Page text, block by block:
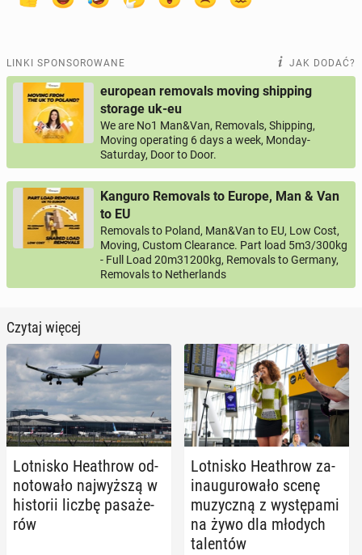
LINKI SPONSOROWANE JAK DODAĆ?
european removals moving shipping
storage uk-eu
We are No1 Man&Van, Removals, Shipping,
Moving operating 6 days a week, Monday-
Saturday, Door to Door.
Kanguro Removals to Europe, Man & Van
to EU
Removals to Poland, Man&Van to EU, Low Cost,
Moving, Custom Clearance. Part load 5m3/300kg
- Full Load 20m31200kg, Removals to Germany,
Removals to Netherlands
Czytaj więcej
Lot­ni­sko He­ath­row od­
no­to­wa­ło naj­wyż­szą w
hi­sto­rii liczbę pa­sa­że­
rów
Lot­ni­sko He­ath­row za­
in­au­gu­ro­wa­ło scenę
mu­zycz­ną z wy­stę­pa­mi
na żywo dla młodych
ta­len­tów